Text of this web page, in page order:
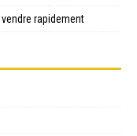
rapidement